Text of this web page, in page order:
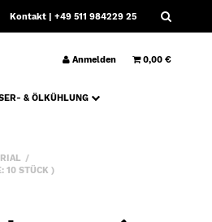
Kontakt | +49 511 984229 25
Anmelden 0,00 €
& ÖLKÜHLUNG
10 STÜCK )